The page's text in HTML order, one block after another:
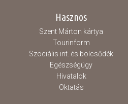
Hasznos
Szent Márton kártya
Tourinform
Szociális int. és bölcsődék
Egészségügy
Hivatalok
Oktatás